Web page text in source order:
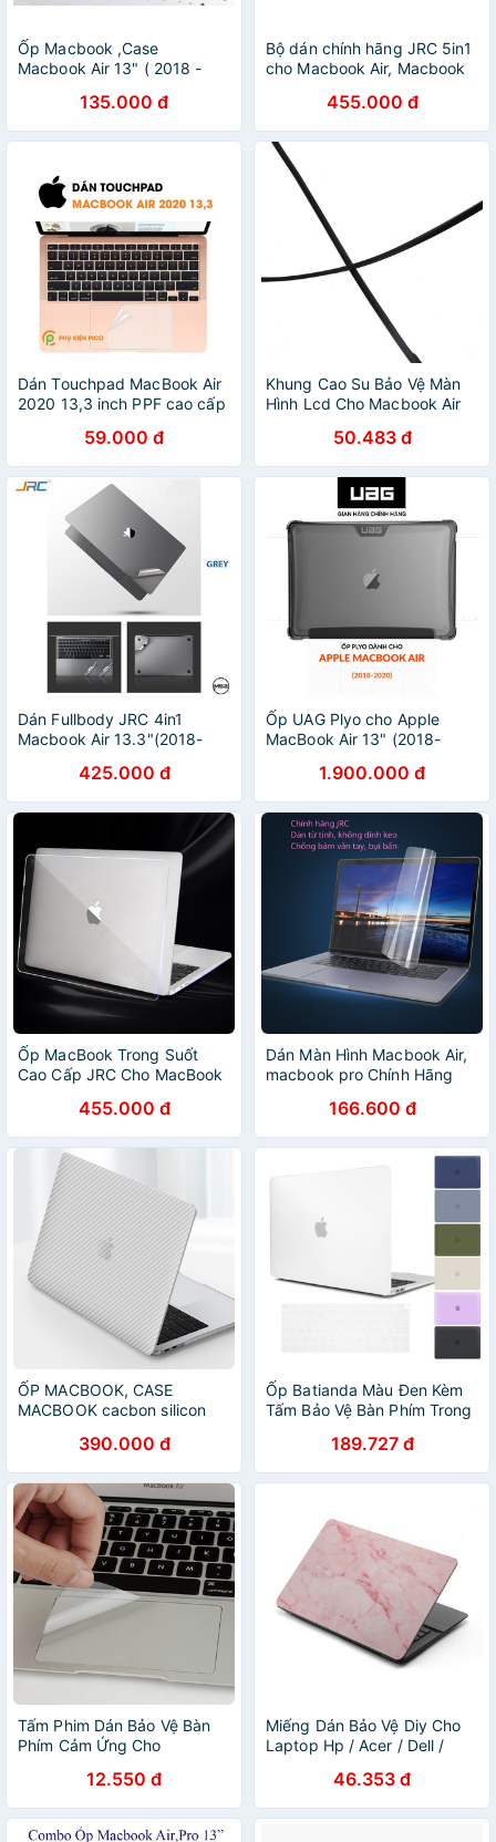
Ốp Macbook ,Case
Macbook Air 13" ( 2018 -
Nút chống bụi + bộ chống
gãy dây sạc )
135.000 đ
Bộ dán chính hãng JRC 5in1
cho Macbook Air, Macbook
air M1, Pro M1455.000 đ
Dán Touchpad MacBook Air
2020 13,3 inch PPF cao cấp
Trackpad Macbook 2020
59.000 đ
Khung Cao Su Bảo Vệ Màn
Hình Lcd Cho Macbook Air
50.483 đ
Dán Fullbody JRC 4in1
Macbook Air 13.3"(2018-
Macbook M1- Chống trầy
xước, tản nhiệt tốt
425.000 đ
Ốp UAG Plyo cho Apple
MacBook Air 13" (2018-
1.900.000 đ
Ốp MacBook Trong Suốt
Cao Cấp JRC Cho MacBook
455.000 đ
Dán Màn Hình Macbook Air,
macbook pro Chính Hãng
chống bám vân tay
166.600 đ
ỐP MACBOOK, CASE
MACBOOK cacbon silicon
Macbook Air M1, pro M1-
Chống xước, chống va đập
390.000 đ
Ốp Batianda Màu Đen Kèm
Tấm Bảo Vệ Bàn Phím Trong
11/12/13/15/16 inch 2010-
2020 A2141 A2179
189.727 đ
Tấm Phim Dán Bảo Vệ Bàn
Phím Cảm Ứng Cho
12.550 đ
Miếng Dán Bảo Vệ Diy Cho
Laptop Hp / Acer / Dell /
Macbook Air46.353 đ